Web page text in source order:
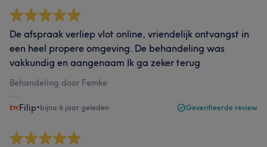
De afspraak verliep vlot online, vriendelijk ontvangst in
een heel propere omgeving. De behandeling was
vakkundig en aangenaam Ik ga zeker terug
Behandeling door Femke
Filip•bijna 6 jaar geleden Geverifieerde review